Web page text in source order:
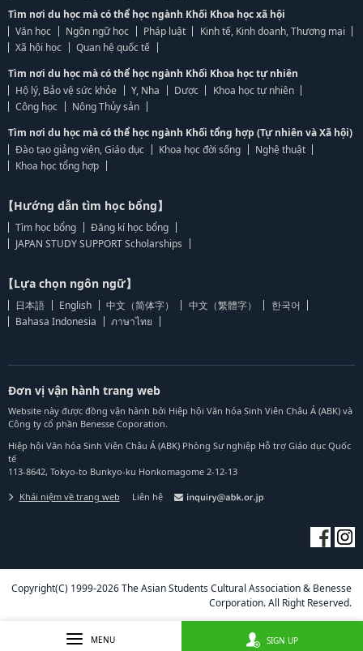
Tìm nơi du học mà có thể học ngành Khối Khoa học xã hội
Văn học
Ngôn ngữ học Pháp luật
Kinh tế, Kinh doanh, Thương mại
Xã hội học
Quan hệ quốc tế
Tìm nơi du học mà có thể học ngành Khối Khoa học tự nhiên
Hộ lý, Bảo vệ sức khỏe
Y, Nha Dược
Khoa học tự nhiên
Công học
Nông Thủy sản
Tìm nơi du học mà có thể học ngành Khối tổng hợp (Tự nhiên và Xã hội)
Đào tạo giảng viên, Giáo dục
Khoa học đời sống
Nghệ thuật
Khoa học tổng hợp
【Hướng dẫn tìm học bổng】
Tìm học bổng
Đăng kí học bổng
JAPAN STUDY SUPPORT Scholarships
【Lựa chọn ngôn ngữ】
日本語 English 中文（简体字） 中文（繁體字）
한국어
Bahasa Indonesia
ภาษาไทย
Đơn vị vận hành trang web
Website này được đồng vận hành bởi Hiệp hội Văn hóa Sinh Viên Châu Á (ABK) và
Công ty cổ phần Benesse Coporation.
Hiệp hội Văn hóa Sinh Viên Châu Á (ABK) Phòng Sự nghiệp Hỗ trợ Giáo dục Quốc
tế
113-8642, Tokyo-to Bunkyo-ku Honkomagome 2-12-13
Khái niệm về trang web Liên hệ
Copyright(C) 1999-2026 The Asian Students Cultural Association & Benesse
Corporation. All Right Reserved.
MENU SIGN UP